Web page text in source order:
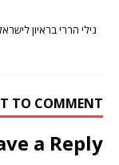
נילי הררי בראיון
TO COMMENT
a Reply